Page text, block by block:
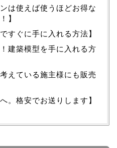
は使えば使うほどお得な
】
すぐに手に入れる方法】
建築模型を手に入れる方
えている施主様にも販売
。格安でお送りします】